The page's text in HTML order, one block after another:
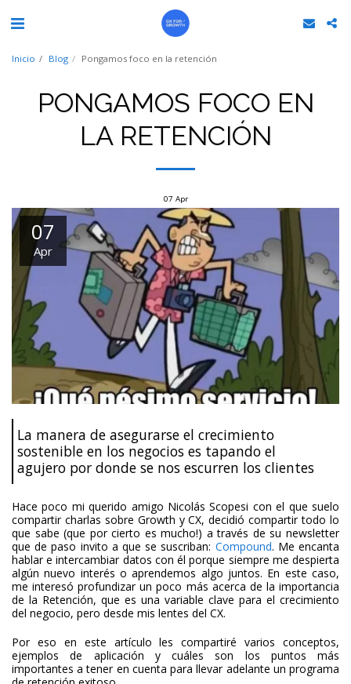
Inicio Blog Pongamos foco en la retención
PONGAMOS FOCO EN
LA RETENCIÓN
07 Apr
07
Apr
La manera de asegurarse el crecimiento
sostenible en los negocios es tapando el
agujero por donde se nos escurren los clientes
Hace poco mi querido amigo Nicolás Scopesi con el que suelo
compartir charlas sobre Growth y CX, decidió compartir todo lo
que sabe (que por cierto es mucho!) a través de su newsletter
que de paso invito a que se suscriban: Compound. Me encanta
hablar e intercambiar datos con él porque siempre me despierta
algún nuevo interés o aprendemos algo juntos. En este caso,
me interesó profundizar un poco más acerca de la importancia
de la Retención, que es una variable clave para el crecimiento
del negocio, pero desde mis lentes del CX.
Por eso en este artículo les compartiré varios conceptos,
ejemplos de aplicación y cuáles son los puntos más
importantes a tener en cuenta para llevar adelante un programa